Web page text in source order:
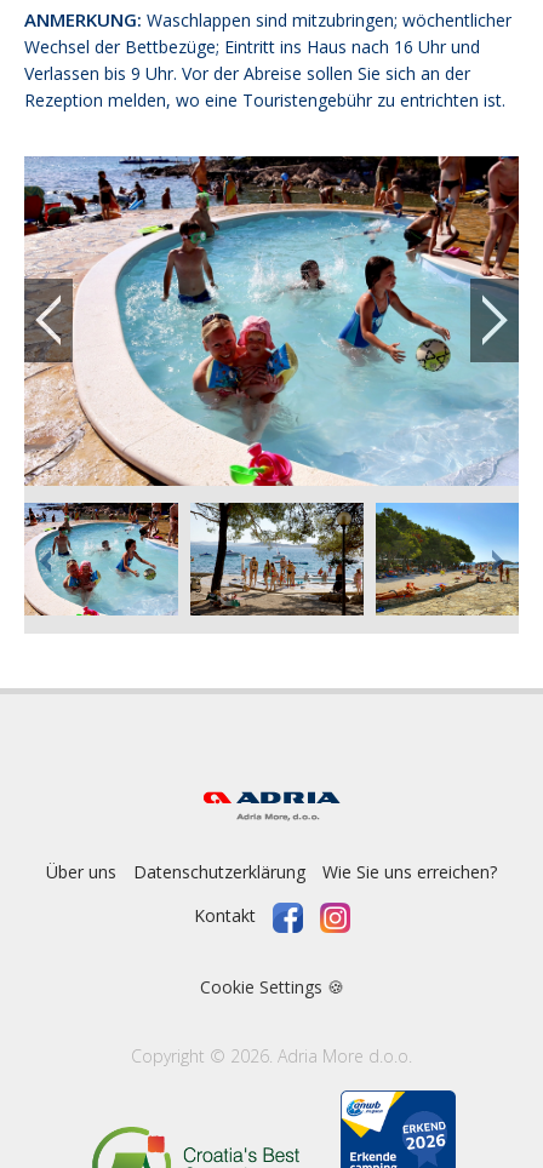
ANMERKUNG: Waschlappen sind mitzubringen; wöchentlicher
Wechsel der Bettbezüge; Eintritt ins Haus nach 16 Uhr und
Verlassen bis 9 Uhr. Vor der Abreise sollen Sie sich an der
Rezeption melden, wo eine Touristengebühr zu entrichten ist.
Über uns Datenschutzerklärung
Wie Sie uns erreichen?
Kontakt
Cookie Settings 🍪
Copyright © 2026. Adria More d.o.o.